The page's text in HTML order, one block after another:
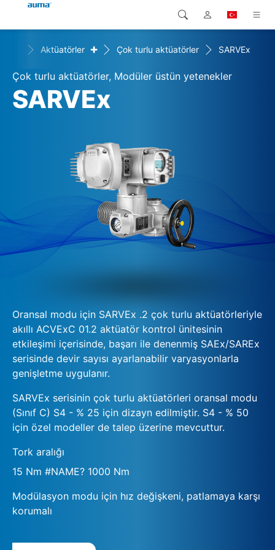
Ürünler
Çözümler
İrtibat kurulacak kişi
Global
Avrupa
Kuzey Amerika
Arama
Aktüatörler + Çok turlu aktüatörler SARVEx
Çok turlu aktüatörler, Modüler üstün yetenekler
SARVEx
Oransal modu için SARVEx .2 çok turlu aktüatörleriyle
akıllı ACVExC 01.2 aktüatör kontrol ünitesinin
etkileşimi içerisinde, başarı ile denenmiş SAEx/SAREx
serisinde devir sayısı ayarlanabilir varyasyonlarla
genişletme uygulanır.
SARVEx serisinin çok turlu aktüatörleri oransal modu
(Sınıf C) S4 - % 25 için dizayn edilmiştir. S4 - % 50
için özel modeller de talep üzerine mevcuttur.
Tork aralığı
15 Nm #NAME? 1000 Nm
Modülasyon modu için hız değişkeni, patlamaya karşı
korumalı